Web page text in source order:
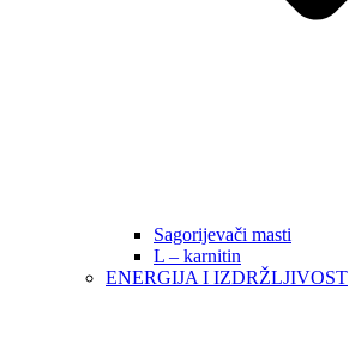
Sagorijevači masti
L – karnitin
ENERGIJA I IZDRŽLJIVOST